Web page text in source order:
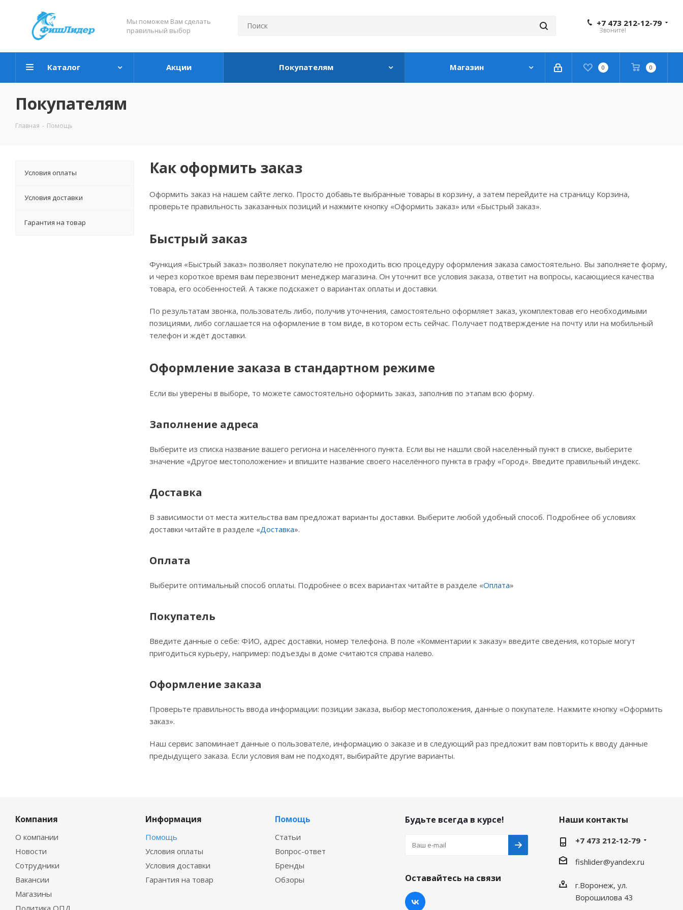
Мы поможем Вам сделать
правильный выбор
+7 473 212-12-79
Звоните!
0 0
Каталог Акции Покупателям Магазин
Покупателям
Главная - Помощь
Как оформить заказ
Оформить заказ на нашем сайте легко. Просто добавьте выбранные товары в корзину, а затем перейдите на страницу Корзина,
проверьте правильность заказанных позиций и нажмите кнопку «Оформить заказ» или «Быстрый заказ».
Быстрый заказ
Функция «Быстрый заказ» позволяет покупателю не проходить всю процедуру оформления заказа самостоятельно. Вы заполняете форму,
и через короткое время вам перезвонит менеджер магазина. Он уточнит все условия заказа, ответит на вопросы, касающиеся качества
товара, его особенностей. А также подскажет о вариантах оплаты и доставки.
По результатам звонка, пользователь либо, получив уточнения, самостоятельно оформляет заказ, укомплектовав его необходимыми
позициями, либо соглашается на оформление в том виде, в котором есть сейчас. Получает подтверждение на почту или на мобильный
телефон и ждёт доставки.
Оформление заказа в стандартном режиме
Если вы уверены в выборе, то можете самостоятельно оформить заказ, заполнив по этапам всю форму.
Заполнение адреса
Выберите из списка название вашего региона и населённого пункта. Если вы не нашли свой населённый пункт в списке, выберите
значение «Другое местоположение» и впишите название своего населённого пункта в графу «Город». Введите правильный индекс.
Доставка
В зависимости от места жительства вам предложат варианты доставки. Выберите любой удобный способ. Подробнее об условиях
доставки читайте в разделе «Доставка».
Оплата
Выберите оптимальный способ оплаты. Подробнее о всех вариантах читайте в разделе «Оплата»
Покупатель
Введите данные о себе: ФИО, адрес доставки, номер телефона. В поле «Комментарии к заказу» введите сведения, которые могут
пригодиться курьеру, например: подъезды в доме считаются справа налево.
Оформление заказа
Проверьте правильность ввода информации: позиции заказа, выбор местоположения, данные о покупателе. Нажмите кнопку «Оформить
заказ».
Наш сервис запоминает данные о пользователе, информацию о заказе и в следующий раз предложит вам повторить к вводу данные
предыдущего заказа. Если условия вам не подходят, выбирайте другие варианты.
Условия оплаты
Условия доставки
Гарантия на товар
Компания
О компании
Новости
Сотрудники
Вакансии
Магазины
Политика ОПД
Информация
Помощь
Условия оплаты
Условия доставки
Гарантия на товар
Помощь
Статьи
Вопрос-ответ
Бренды
Обзоры
Будьте всегда в курсе!
Оставайтесь на связи
Наши контакты
+7 473 212-12-79
fishlider@yandex.ru
г.Воронеж, ул.
Ворошилова 43